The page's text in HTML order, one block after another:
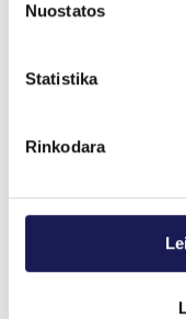
Nuostatos
Statistika
Rinkodara